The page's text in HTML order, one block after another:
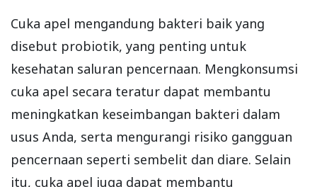
Cuka apel mengandung bakteri baik yang
disebut probiotik, yang penting untuk
kesehatan saluran pencernaan. Mengkonsumsi
cuka apel secara teratur dapat membantu
meningkatkan keseimbangan bakteri dalam
usus Anda, serta mengurangi risiko gangguan
pencernaan seperti sembelit dan diare. Selain
itu, cuka apel juga dapat membantu